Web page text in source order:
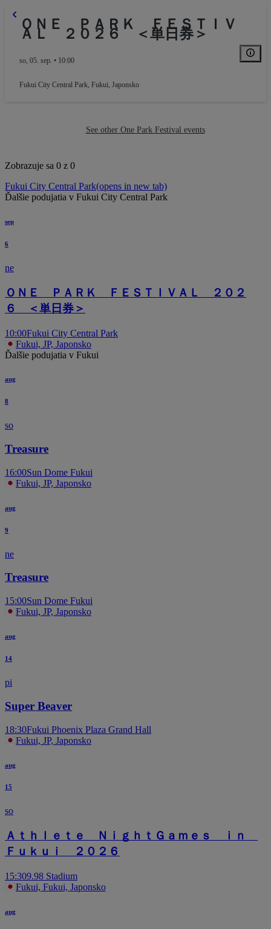
ＯＮＥ ＰＡＲＫ ＦＥＳＴＩＶ
ＡＬ ２０２６ ＜単日券＞
so, 05. sep. • 10:00
Fukui City Central Park, Fukui, Japonsko
See other One Park Festival events
Zobrazuje sa 0 z 0
Fukui City Central Park(opens in new tab)
Ďalšie podujatia v Fukui City Central Park
sep
6
ne
ＯＮＥ ＰＡＲＫ ＦＥＳＴＩＶＡＬ ２０２
６ ＜単日券＞
10:00Fukui City Central Park
Fukui, JP, Japonsko
Ďalšie podujatia v Fukui
aug
8
so
Treasure
16:00Sun Dome Fukui
Fukui, JP, Japonsko
aug
9
ne
Treasure
15:00Sun Dome Fukui
Fukui, JP, Japonsko
aug
14
pi
Super Beaver
18:30Fukui Phoenix Plaza Grand Hall
Fukui, JP, Japonsko
aug
15
so
Ａｔｈｌｅｔｅ ＮｉｇｈｔＧａｍｅｓ ｉｎ
Ｆｕｋｕｉ ２０２６
15:309.98 Stadium
Fukui, Fukui, Japonsko
aug